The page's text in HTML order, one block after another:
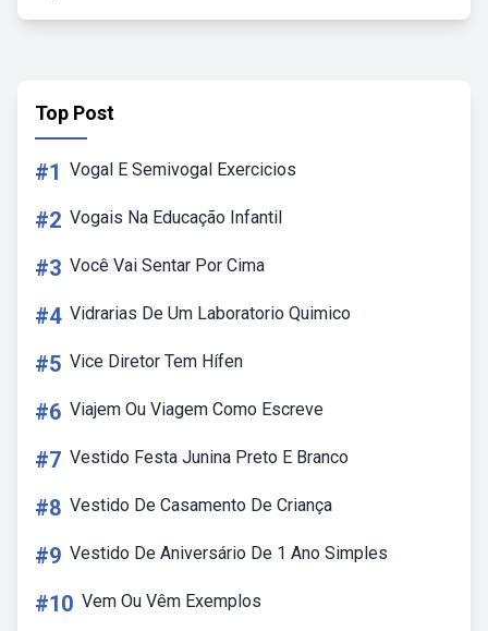
Top Post
#1 Vogal E Semivogal Exercicios
#2 Vogais Na Educação Infantil
#3 Você Vai Sentar Por Cima
#4 Vidrarias De Um Laboratorio Quimico
#5 Vice Diretor Tem Hífen
#6 Viajem Ou Viagem Como Escreve
#7 Vestido Festa Junina Preto E Branco
#8 Vestido De Casamento De Criança
#9 Vestido De Aniversário De 1 Ano Simples
#10 Vem Ou Vêm Exemplos